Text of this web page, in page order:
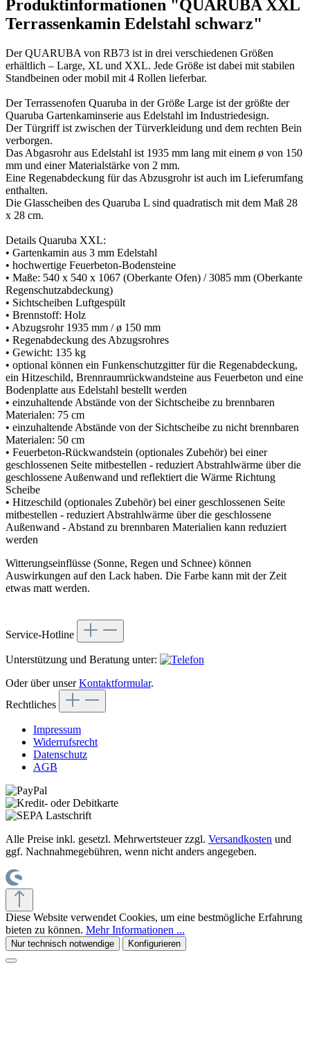
Produktinformationen "QUARUBA XXL
Terrassenkamin Edelstahl schwarz"
Der QUARUBA von RB73 ist in drei verschiedenen Größen
erhältlich – Large, XL und XXL. Jede Größe ist dabei mit stabilen
Standbeinen oder mobil mit 4 Rollen lieferbar.
Der Terrassenofen Quaruba in der Größe Large ist der größte der
Quaruba Gartenkaminserie aus Edelstahl im Industriedesign.
Der Türgriff ist zwischen der Türverkleidung und dem rechten Bein
verborgen.
Das Abgasrohr aus Edelstahl ist 1935 mm lang mit einem ø von 150
mm und einer Materialstärke von 2 mm.
Eine Regenabdeckung für das Abzusgrohr ist auch im Lieferumfang
enthalten.
Die Glasscheiben des Quaruba L sind quadratisch mit dem Maß 28
x 28 cm.
Details Quaruba XXL:
• Gartenkamin aus 3 mm Edelstahl
• hochwertige Feuerbeton-Bodensteine
• Maße: 540 x 540 x 1067 (Oberkante Ofen) / 3085 mm (Oberkante
Regenschutzabdeckung)
• Sichtscheiben Luftgespült
• Brennstoff: Holz
• Abzugsrohr 1935 mm / ø 150 mm
• Regenabdeckung des Abzugsrohres
• Gewicht: 135 kg
• optional können ein Funkenschutzgitter für die Regenabdeckung,
ein Hitzeschild, Brennraumrückwandsteine aus Feuerbeton und eine
Bodenplatte aus Edelstahl bestellt werden
• einzuhaltende Abstände von der Sichtscheibe zu brennbaren
Materialen: 75 cm
• einzuhaltende Abstände von der Sichtscheibe zu nicht brennbaren
Materialen: 50 cm
• Feuerbeton-Rückwandstein (optionales Zubehör) bei einer
geschlossenen Seite mitbestellen - reduziert Abstrahlwärme über die
geschlossene Außenwand und reflektiert die Wärme Richtung
Scheibe
• Hitzeschild (optionales Zubehör) bei einer geschlossenen Seite
mitbestellen - reduziert Abstrahlwärme über die geschlossene
Außenwand - Abstand zu brennbaren Materialien kann reduziert
werden
Witterungseinflüsse (Sonne, Regen und Schnee) können
Auswirkungen auf den Lack haben. Die Farbe kann mit der Zeit
etwas matt werden.
Service-Hotline
Unterstützung und Beratung unter:
Oder über unserKontaktformular.
Rechtliches
Impressum
Widerrufsrecht
Datenschutz
AGB
Alle Preise inkl. gesetzl. Mehrwertsteuer zzgl. Versandkosten und
ggf. Nachnahmegebühren, wenn nicht anders angegeben.
Diese Website verwendet Cookies, um eine bestmögliche Erfahrung
bieten zu können. Mehr Informationen ...
Nur technisch notwendige Konfigurieren